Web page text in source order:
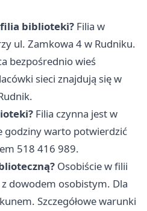
filia biblioteki? Filia w
ul. Zamkowa 4 w Rudniku.
bezpośrednio wieś
sieci znajdują się w
Filia czynna jest w
godziny warto potwierdzić
518 416 989.
Osobiście w filii
dowodem osobistym. Dla
Szczegółowe warunki